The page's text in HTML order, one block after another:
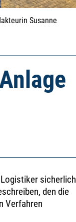
Susanne
sicherlich
den die
Verfahren